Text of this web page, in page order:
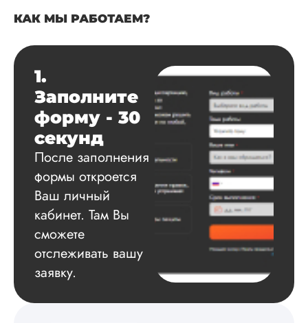
Читать полный
Данила
Вид работы:
Диссертация
Дата:2025-03-15
Автору огромное
спасибо за
сам подобрал
литературу,
подробное
экспериментов,
которые сам же и
КАК МЫ РАБОТАЕМ?
1.
Заполните
форму - 30
секунд
После заполнения
формы откроется
Ваш личный
кабинет. Там Вы
сможете
отслеживать вашу
заявку.